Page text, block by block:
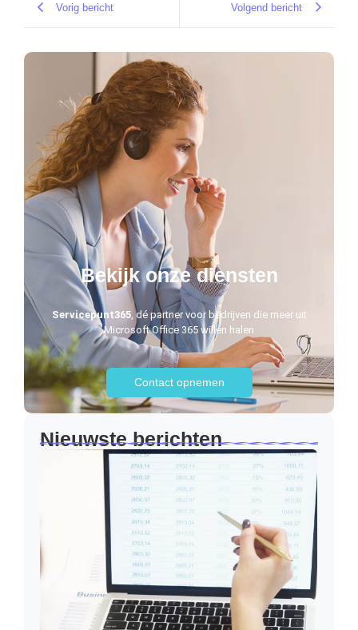
Vorig bericht Volgend bericht
Bekijk onze diensten
Servicepunt365, dé partner voor bedrijven die meer uit
Microsoft Office 365 willen halen
Contact opnemen
Nieuwste berichten